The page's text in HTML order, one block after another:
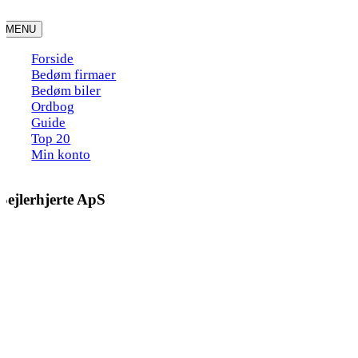
to
content
MENU
Forside
Bedøm firmaer
Bedøm biler
Ordbog
Guide
Top 20
Min konto
ApS